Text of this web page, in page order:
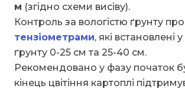
м (згідно схеми висіву).
Контроль за вологістю ґрунту
тензіометрами, які встановлені
ґрунту 0-25 см та 25-40 см.
Рекомендовано у фазу початок
кінець цвітіння картоплі